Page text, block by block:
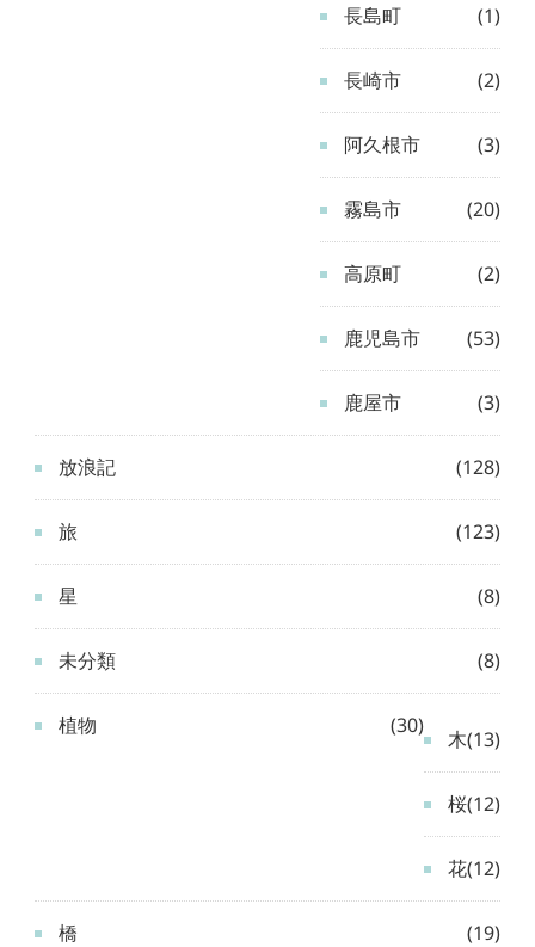
長島町 (1)
長崎市 (2)
阿久根市 (3)
霧島市 (20)
高原町 (2)
鹿児島市 (53)
鹿屋市 (3)
放浪記 (128)
旅 (123)
星 (8)
未分類 (8)
植物 (30)
木(13)
桜(12)
花(12)
橋 (19)